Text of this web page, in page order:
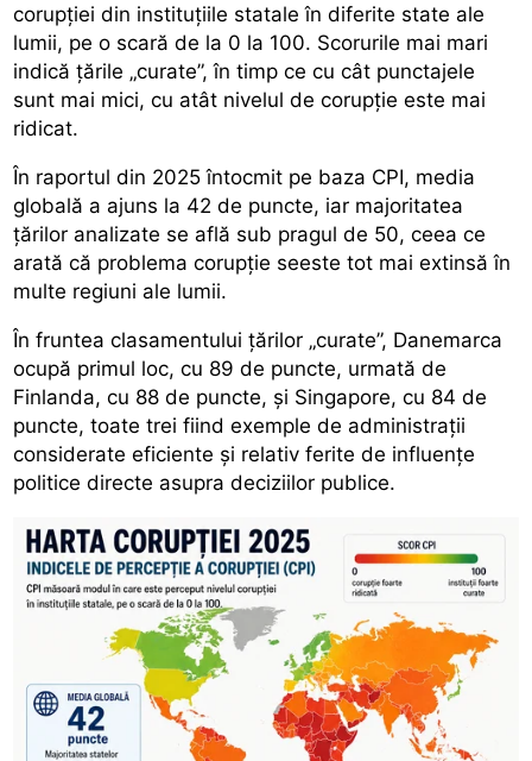
corupției din instituţiile statale în diferite state ale
lumii, pe o scară de la 0 la 100. Scorurile mai mari
indică ţările „curate”, în timp ce cu cât punctajele
sunt mai mici, cu atât nivelul de corupţie este mai
ridicat.
În raportul din 2025 întocmit pe baza CPI, media
globală a ajuns la 42 de puncte, iar majoritatea
țărilor analizate se află sub pragul de 50, ceea ce
arată că problema corupţie seeste tot mai extinsă în
multe regiuni ale lumii.
În fruntea clasamentului ţărilor „curate”, Danemarca
ocupă primul loc, cu 89 de puncte, urmată de
Finlanda, cu 88 de puncte, și Singapore, cu 84 de
puncte, toate trei fiind exemple de administrații
considerate eficiente și relativ ferite de influențe
politice directe asupra deciziilor publice.